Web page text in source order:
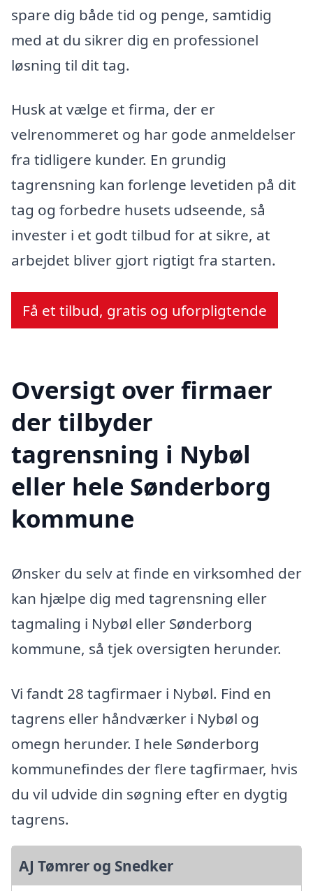
spare dig både tid og penge, samtidig
med at du sikrer dig en professionel
løsning til dit tag.
Husk at vælge et firma, der er
velrenommeret og har gode anmeldelser
fra tidligere kunder. En grundig
tagrensning kan forlenge levetiden på dit
tag og forbedre husets udseende, så
invester i et godt tilbud for at sikre, at
arbejdet bliver gjort rigtigt fra starten.
Få et tilbud, gratis og uforpligtende
Oversigt over firmaer
der tilbyder
tagrensning i Nybøl
eller hele Sønderborg
kommune
Ønsker du selv at finde en virksomhed der
kan hjælpe dig med tagrensning eller
tagmaling i Nybøl eller Sønderborg
kommune, så tjek oversigten herunder.
Vi fandt 28 tagfirmaer i Nybøl. Find en
tagrens eller håndværker i Nybøl og
omegn herunder. I hele Sønderborg
kommunefindes der flere tagfirmaer, hvis
du vil udvide din søgning efter en dygtig
tagrens.
AJ Tømrer og Snedker